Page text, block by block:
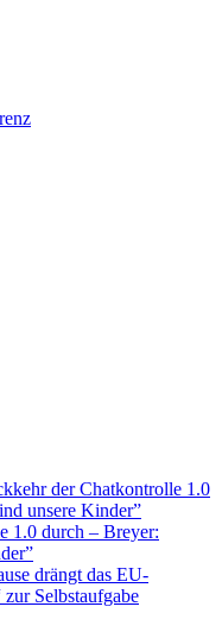
der Chatkontrolle 1.0
unsere Kinder”
1.0 durch – Breyer:
drängt das EU-
Selbstaufgabe